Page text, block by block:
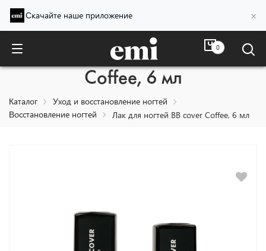
Скачайте наше приложение ×
0
Лак для ногтей BB cover
Coffee, 6 мл
Каталог
Уход и восстановление ногтей
Восстановление ногтей
Лак для ногтей BB cover Coffee, 6 мл